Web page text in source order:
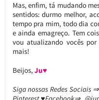
Mas, enfim, tá mudando
sentidos: durmo melhor,
tempo pra mim, todo dia
e ainda emagreço. Tem
vou atualizando vocês
mais!
Beijos, Ju♥
Siga nossas Redes